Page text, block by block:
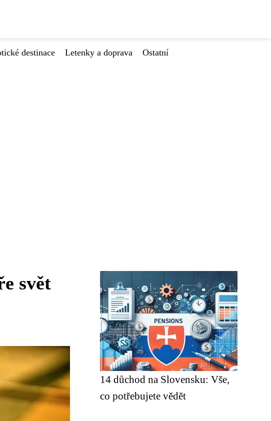
destinace Letenky a doprava
Ostatní
svět
14 důchod na Slovensku: Vše,
co potřebujete vědět